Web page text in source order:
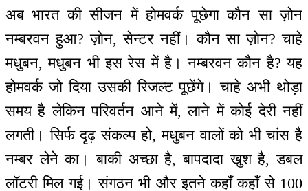
अब भारत की सीजन में होमवर्क पूछेगा कौन सा ज़ोन
नम्बरवन हुआ? ज़ोन, सेन्टर नहीं। कौन सा ज़ोन? चाहे
मधुबन, मधुबन भी इस रेस में है। नम्बरवन कौन है? यह
होमवर्क जो दिया उसकी रिजल्ट पूछेंगे। चाहे अभी थोड़ा
समय है लेकिन परिवर्तन आने में, लाने में कोई देरी नहीं
लगती। सिर्फ दृढ़ संकल्प हो, मधुबन वालों को भी चांस है
नम्बर लेने का। बाकी अच्छा है, बापदादा खुश है, डबल
लॉटरी मिल गई। संगठन भी और इतने कहाँ कहाँ से 100